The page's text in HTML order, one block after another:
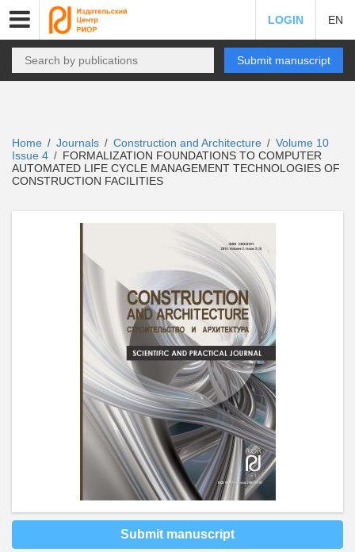
LOGIN EN
Submit manuscript
Home / Journals / Construction and Architecture / Volume 10
Issue 4 / FORMALIZATION FOUNDATIONS TO COMPUTER
AUTOMATED LIFE CYCLE MANAGEMENT TECHNOLOGIES OF
CONSTRUCTION FACILITIES
Submit manuscript